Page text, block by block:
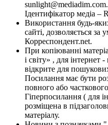
Ідентифікатор медіа –
Використання будь-
сайті, дозволяється
Корреспондент.net.
При копіюванні
і світу» , для інтернет
відкрите для
Посилання має бути
повного або
Гіперпосилання ( для
розміщена в
матеріалу.